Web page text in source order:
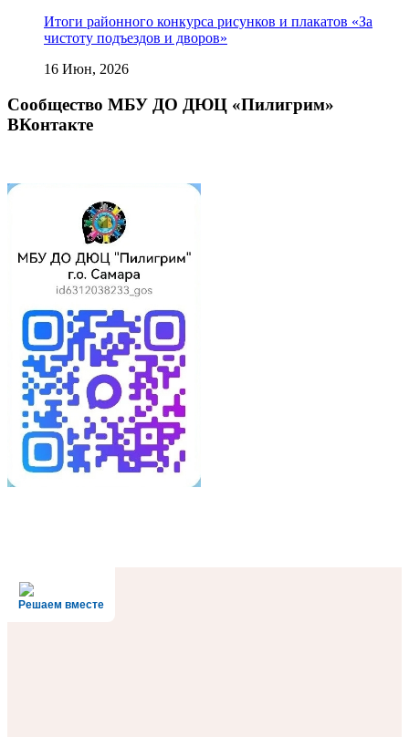
Итоги районного конкурса рисунков и плакатов «За
чистоту подъездов и дворов»
16 Июн, 2026
Сообщество МБУ ДО ДЮЦ «Пилигрим»
ВКонтакте
Решаем вместе